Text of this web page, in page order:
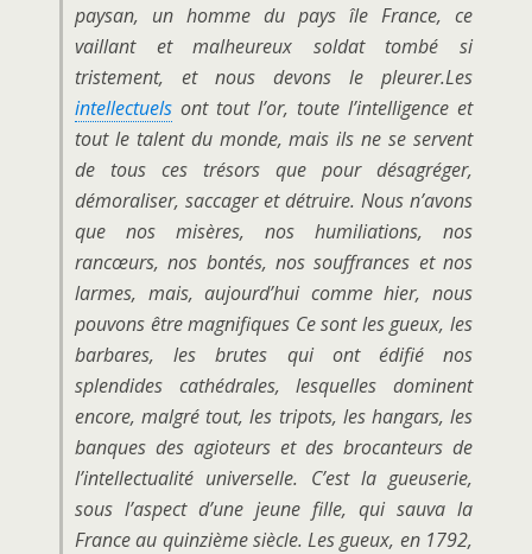
paysan, un homme du pays île France, ce
vaillant et malheureux soldat tombé si
tristement, et nous devons le pleurer.Les
intellectuels ont tout l’or, toute l’intelligence et
tout le talent du monde, mais ils ne se servent
de tous ces trésors que pour désagréger,
démoraliser, saccager et détruire. Nous n’avons
que nos misères, nos humiliations, nos
rancœurs, nos bontés, nos souffrances et nos
larmes, mais, aujourd’hui comme hier, nous
pouvons être magnifiques Ce sont les gueux, les
barbares, les brutes qui ont édifié nos
splendides cathédrales, lesquelles dominent
encore, malgré tout, les tripots, les hangars, les
banques des agioteurs et des brocanteurs de
l’intellectualité universelle. C’est la gueuserie,
sous l’aspect d’une jeune fille, qui sauva la
France au quinzième siècle. Les gueux, en 1792,